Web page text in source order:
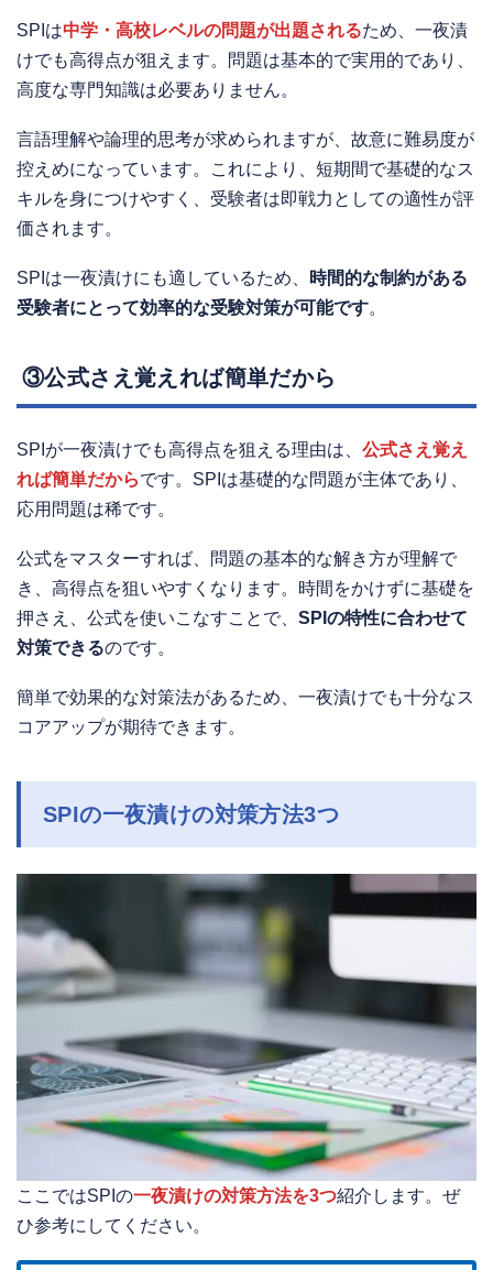
SPIは中学・高校レベルの問題が出題されるため、一夜漬
けでも高得点が狙えます。問題は基本的で実用的であり、
高度な専門知識は必要ありません。
言語理解や論理的思考が求められますが、故意に難易度が
控えめになっています。これにより、短期間で基礎的なス
キルを身につけやすく、受験者は即戦力としての適性が評
価されます。
SPIは一夜漬けにも適しているため、
時間的な制約がある
受験者にとって効率的な受験対策が可能です。
③公式さえ覚えれば簡単だから
SPIが一夜漬けでも高得点を狙える理由は、 公式さえ覚え
れば簡単だからです。SPIは基礎的な問題が主体であり、
応用問題は稀です。
公式をマスターすれば、問題の基本的な解き方が理解で
き、高得点を狙いやすくなります。時間をかけずに基礎を
押さえ、公式を使いこなすことで、 SPIの特性に合わせて
対策できるのです。
簡単で効果的な対策法があるため、一夜漬けでも十分なス
コアアップが期待できます。
SPIの一夜漬けの対策方法3つ
ここではSPIの一夜漬けの対策方法を3つ紹介します。ぜ
ひ参考にしてください。